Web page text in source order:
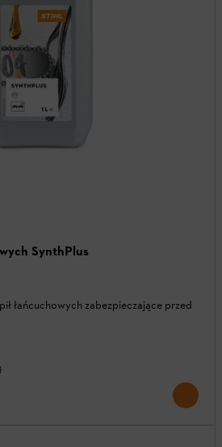
SynthPlus
łańcuchowych zabezpieczające przed